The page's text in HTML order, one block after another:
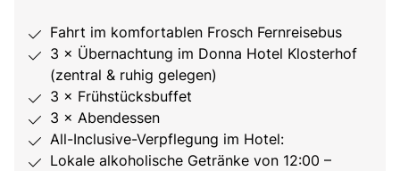
Fahrt im komfortablen Frosch Fernreisebus
3 × Übernachtung im Donna Hotel Klosterhof
(zentral & ruhig gelegen)
3 × Frühstücksbuffet
3 × Abendessen
All-Inclusive-Verpflegung im Hotel:
Lokale alkoholische Getränke von 12:00 –